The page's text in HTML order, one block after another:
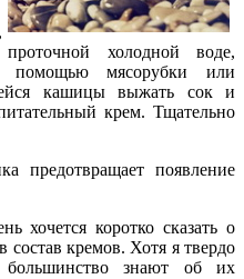
холодной воде,
помощью мясорубки или
кашицы выжать сок и
крем. Тщательно
предотвращает появление
хочется коротко сказать о
состав кремов. Хотя я твердо
знают об их